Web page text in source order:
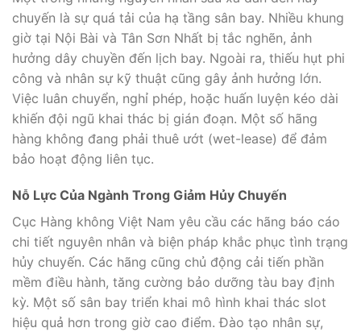
chuyến là sự quá tải của hạ tầng sân bay. Nhiều khung
giờ tại Nội Bài và Tân Sơn Nhất bị tắc nghẽn, ảnh
hưởng dây chuyền đến lịch bay. Ngoài ra, thiếu hụt phi
công và nhân sự kỹ thuật cũng gây ảnh hưởng lớn.
Việc luân chuyển, nghỉ phép, hoặc huấn luyện kéo dài
khiến đội ngũ khai thác bị gián đoạn. Một số hãng
hàng không đang phải thuê ướt (wet-lease) để đảm
bảo hoạt động liên tục.
Nỗ Lực Của Ngành Trong Giảm Hủy Chuyến
Cục Hàng không Việt Nam yêu cầu các hãng báo cáo
chi tiết nguyên nhân và biện pháp khắc phục tình trạng
hủy chuyến. Các hãng cũng chủ động cải tiến phần
mềm điều hành, tăng cường bảo dưỡng tàu bay định
kỳ. Một số sân bay triển khai mô hình khai thác slot
hiệu quả hơn trong giờ cao điểm. Đào tạo nhân sự,